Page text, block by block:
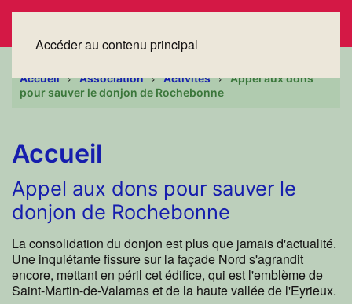
Accéder au contenu principal
Accueil Association Activités
Appel aux dons
pour sauver le donjon de Rochebonne
Accueil
Appel aux dons pour sauver le
donjon de Rochebonne
La consolidation du donjon est plus que jamais d'actualité.
Une inquiétante fissure sur la façade Nord s'agrandit
encore, mettant en péril cet édifice, qui est l'emblème de
Saint-Martin-de-Valamas et de la haute vallée de l'Eyrieux.